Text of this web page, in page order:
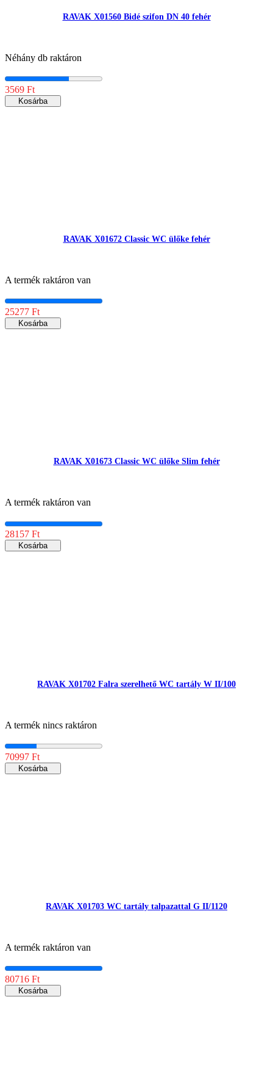
RAVAK X01560 Bidé szifon DN 40 fehér
Néhány db raktáron
3569 Ft
Kosárba
RAVAK X01672 Classic WC ülőke fehér
A termék raktáron van
25277 Ft
Kosárba
RAVAK X01673 Classic WC ülőke Slim fehér
A termék raktáron van
28157 Ft
Kosárba
RAVAK X01702 Falra szerelhető WC tartály W II/100
A termék nincs raktáron
70997 Ft
Kosárba
RAVAK X01703 WC tartály talpazattal G II/1120
A termék raktáron van
80716 Ft
Kosárba